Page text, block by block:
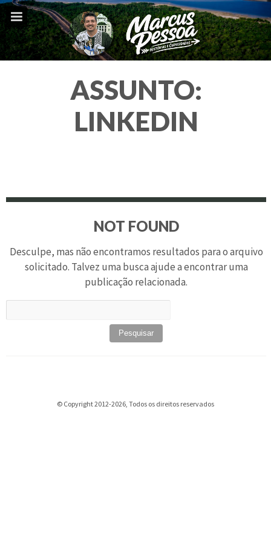
ASSUNTO:
LINKEDIN
NOT FOUND
Desculpe, mas não encontramos resultados para o arquivo
solicitado. Talvez uma busca ajude a encontrar uma
publicação relacionada.
por:
© Copyright 2012-2026, Todos os direitos reservados